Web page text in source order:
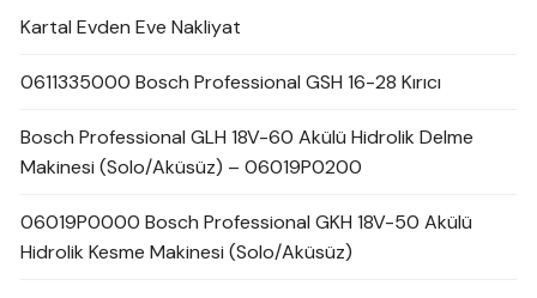
Kartal Evden Eve Nakliyat
0611335000 Bosch Professional GSH 16-28 Kırıcı
Bosch Professional GLH 18V-60 Akülü Hidrolik Delme
Makinesi (Solo/Aküsüz) – 06019P0200
06019P0000 Bosch Professional GKH 18V-50 Akülü
Hidrolik Kesme Makinesi (Solo/Aküsüz)